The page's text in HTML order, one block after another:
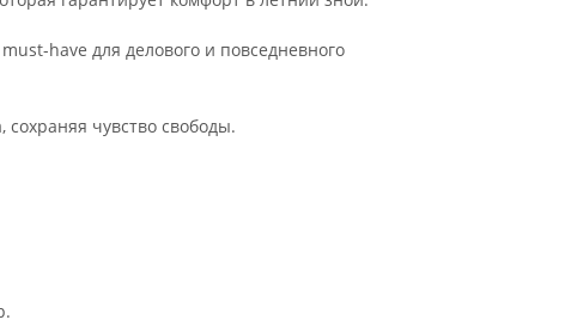
have для делового и повседневного
чувство свободы.